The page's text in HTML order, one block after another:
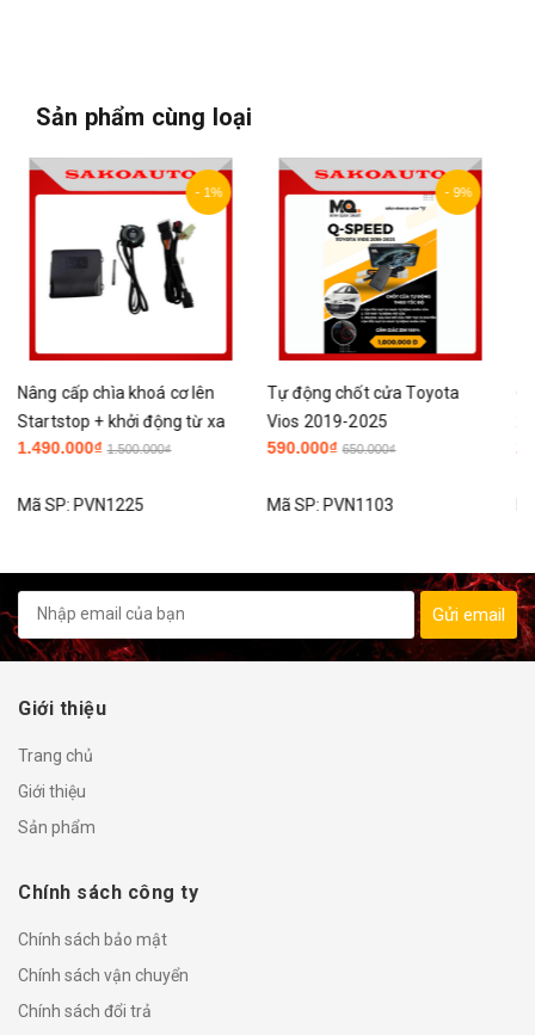
Sản phẩm cùng loại
- 9%
Tự động chốt cửa Toyota
Vios 2019-2025
590.000₫ 650.000₫
Mã SP:PVN1103
ỐP GƯƠNG XE TOYOTA VIOS
2019 - 2024 cao cấp
229.000₫
Mã SP:PVN1083
Gửi email
Giới thiệu
Trang chủ
Giới thiệu
Sản phẩm
Chính sách công ty
Chính sách bảo mật
Chính sách vận chuyển
Chính sách đổi trả